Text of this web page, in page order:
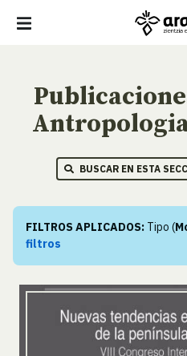
BUSCAR EN ESTA
FILTROS APLICADOS: Tipo (
filtros